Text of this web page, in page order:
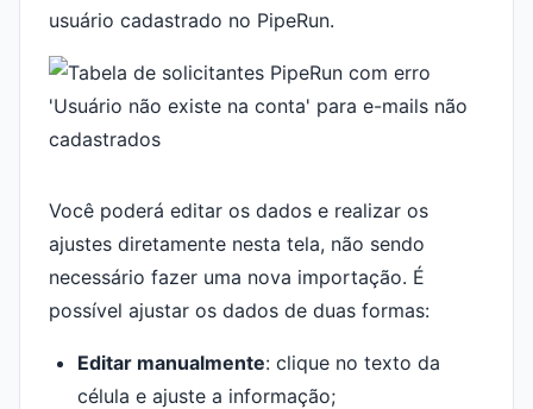
usuário cadastrado no PipeRun.
Você poderá editar os dados e realizar os
ajustes diretamente nesta tela, não sendo
necessário fazer uma nova importação. É
possível ajustar os dados de duas formas:
Editar manualmente: clique no texto da
célula e ajuste a informação;